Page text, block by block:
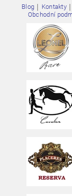
Vložením
osobních údajů
Blog | Kontakty |
Obchodní